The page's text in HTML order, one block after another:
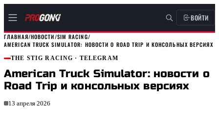
ВОЙТИ
ГЛАВНАЯ/НОВОСТИ/SIM RACING/
AMERICAN TRUCK SIMULATOR: НОВОСТИ О ROAD TRIP И КОНСОЛЬНЫХ ВЕРСИЯХ
THE STIG RACING · TELEGRAM
American Truck Simulator: новости о
Road Trip и консольных версиях
13 апреля 2026